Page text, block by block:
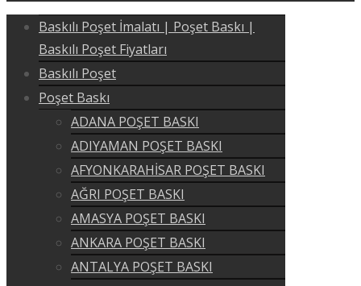
Baskılı Poşet İmalatı | Poşet Baskı |
Baskılı Poşet Fiyatları
Baskılı Poşet
Poşet Baskı
ADANA POŞET BASKI
ADIYAMAN POŞET BASKI
AFYONKARAHİSAR POŞET BASKI
AĞRI POŞET BASKI
AMASYA POŞET BASKI
ANKARA POŞET BASKI
ANTALYA POŞET BASKI